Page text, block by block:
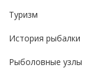
Туризм
История рыбалки
Рыболовные узлы